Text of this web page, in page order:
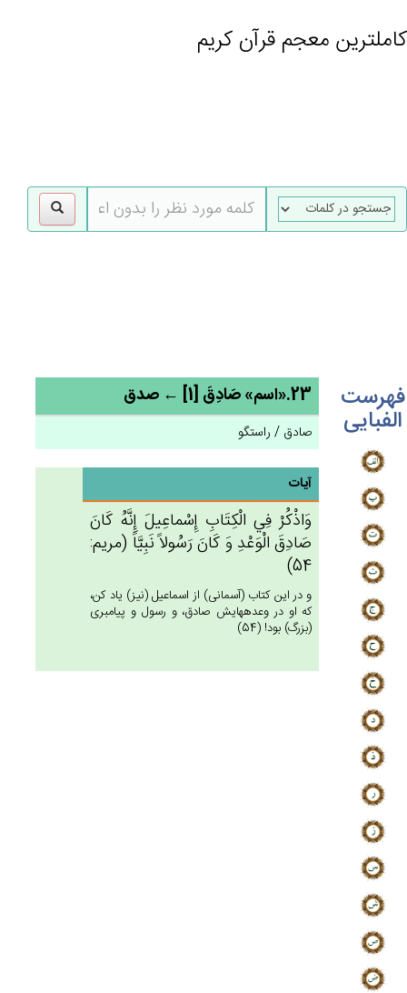
کاملترین معجم قرآن کریم
فهرست
الفبایی
23.«اسم» صَادِق‌َ [1] ← صدق
صادق / راستگو
آیات
وَاذْكُرْ فِي‌ الْكِتَاب‌ِ إِسْماعِيل‌َ إِنَّه‌ُ كَان‌َ
صَادِق‌َ الْوَعْدِ وَ كَان‌َ رَسُولاً نَبِيَّاً (مريم:
54)
و در اين كتاب (آسمانى) از اسماعيل (نيز) ياد كن،
كه او در وعده‏هايش صادق، و رسول و پيامبرى
(بزرگ) بود! (54)